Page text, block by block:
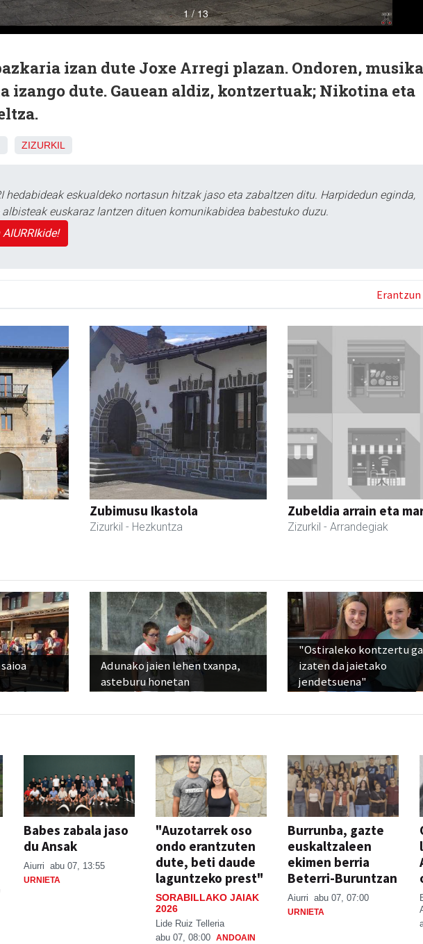
izan dute Joxe Arregi plazan. Ondoren, musika
izango dute. Gauean aldiz, kontzertuak; Nikotina eta
ZIZURKIL
hedabideak eskualdeko nortasun hitzak jaso eta zabaltzen ditu. Harpidedun eginda,
albisteak euskaraz lantzen dituen komunikabidea babestuko duzu.
AIURRIkide!
Erantzun
Zubimusu Ikastola
Zizurkil - Hezkuntza
Zubeldia arrain eta
Zizurkil - Arrandegiak
Adunako jaien lehen txanpa,
asteburu honetan
"Ostiraleko kontzertu
izaten da jaietako
jendetsuena"
Babes zabala jaso
du Ansak
Aiurri abu 07, 13:55
URNIETA
"Auzotarrek oso
ondo erantzuten
dute, beti daude
laguntzeko prest"
SORABILLAKO JAIAK
2026
Lide Ruiz Telleria
abu 07, 08:00 ANDOAIN
Burrunba, gazte
euskaltzaleen
ekimen berria
Beterri-Buruntzan
Aiurri abu 07, 07:00
URNIETA